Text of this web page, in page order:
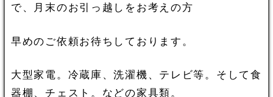
で、月末のお引っ越しをお考えの方
早めのご依頼お待ちしております。
大型家電。冷蔵庫、洗濯機、テレビ等。そして食
器棚、チェスト。などの家具類。